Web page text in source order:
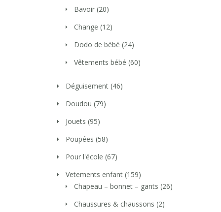
Bavoir (20)
Change (12)
Dodo de bébé (24)
Vêtements bébé (60)
Déguisement (46)
Doudou (79)
Jouets (95)
Poupées (58)
Pour l'école (67)
Vetements enfant (159)
Chapeau – bonnet – gants (26)
Chaussures & chaussons (2)